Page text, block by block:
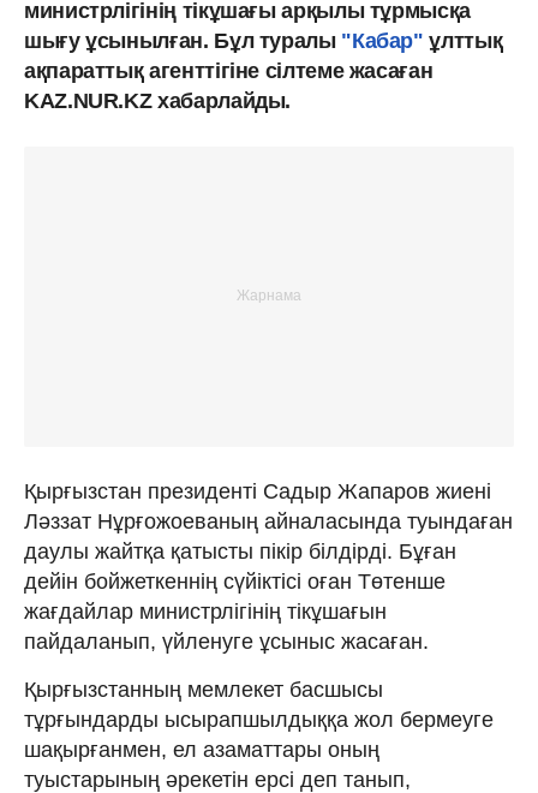
министрлігінің тікұшағы арқылы тұрмысқа
шығу ұсынылған. Бұл туралы "Кабар"ұлттық
ақпараттық агенттігіне сілтеме жасаған
KAZ.NUR.KZ хабарлайды.
Қырғызстан президенті Садыр Жапаров жиені
Ләззат Нұрғожоеваның айналасында туындаған
даулы жайтқа қатысты пікір білдірді. Бұған
дейін бойжеткеннің сүйіктісі оған Төтенше
жағдайлар министрлігінің тікұшағын
пайдаланып, үйленуге ұсыныс жасаған.
Қырғызстанның мемлекет басшысы
тұрғындарды ысырапшылдыққа жол бермеуге
шақырғанмен, ел азаматтары оның
туыстарының әрекетін ерсі деп танып,